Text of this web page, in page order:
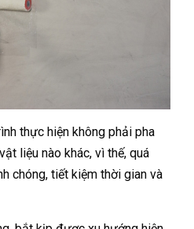
thực hiện không phải pha
liệu nào khác, vì thế, quá
chóng, tiết kiệm thời gian và